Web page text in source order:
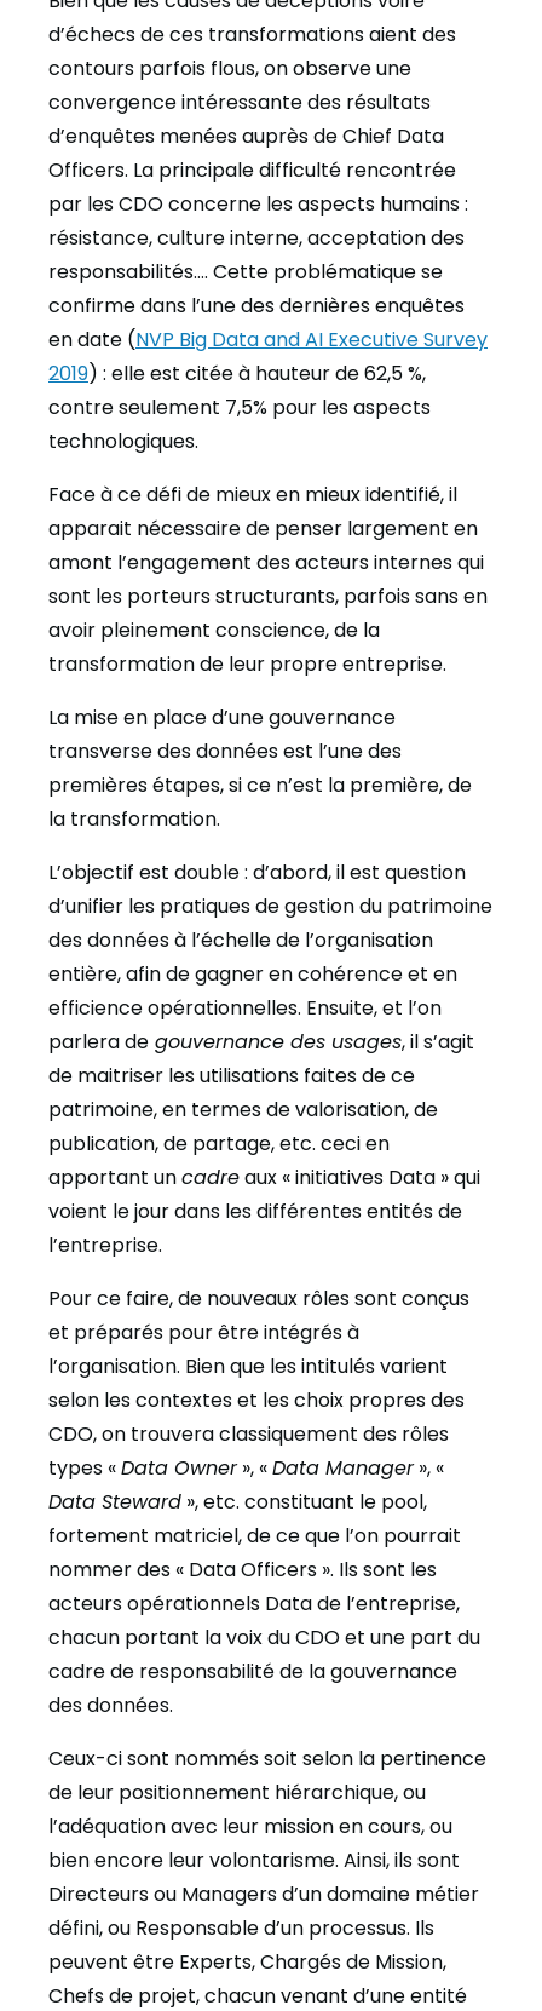
d’échecs de ces transformations aient des
contours parfois flous, on observe une
convergence intéressante des résultats
d’enquêtes menées auprès de Chief Data
Officers. La principale difficulté rencontrée
par les CDO concerne les aspects humains :
résistance, culture interne, acceptation des
responsabilités…. Cette problématique se
confirme dans l’une des dernières enquêtes
en date (NVP Big Data and AI Executive Survey
2019) : elle est citée à hauteur de 62,5 %,
contre seulement 7,5% pour les aspects
technologiques.
Face à ce défi de mieux en mieux identifié, il
apparait nécessaire de penser largement en
amont l’engagement des acteurs internes qui
sont les porteurs structurants, parfois sans en
avoir pleinement conscience, de la
transformation de leur propre entreprise.
La mise en place d’une gouvernance
transverse des données est l’une des
premières étapes, si ce n’est la première, de
la transformation.
L’objectif est double : d’abord, il est question
d’unifier les pratiques de gestion du patrimoine
des données à l’échelle de l’organisation
entière, afin de gagner en cohérence et en
efficience opérationnelles. Ensuite, et l’on
parlera de gouvernance des usages, il s’agit
de maitriser les utilisations faites de ce
patrimoine, en termes de valorisation, de
publication, de partage, etc. ceci en
apportant uncadreaux « initiatives Data » qui
voient le jour dans les différentes entités de
l’entreprise.
Pour ce faire, de nouveaux rôles sont conçus
et préparés pour être intégrés à
l’organisation. Bien que les intitulés varient
selon les contextes et les choix propres des
CDO, on trouvera classiquement des rôles
types «Data Owner», «Data Manager», «
Data Steward », etc. constituant le pool,
fortement matriciel, de ce que l’on pourrait
nommer des « Data Officers ». Ils sont les
acteurs opérationnels Data de l’entreprise,
chacun portant la voix du CDO et une part du
cadre de responsabilité de la gouvernance
des données.
Ceux-ci sont nommés soit selon la pertinence
de leur positionnement hiérarchique, ou
l’adéquation avec leur mission en cours, ou
bien encore leur volontarisme. Ainsi, ils sont
Directeurs ou Managers d’un domaine métier
défini, ou Responsable d’un processus. Ils
peuvent être Experts, Chargés de Mission,
Chefs de projet, chacun venant d’une entité